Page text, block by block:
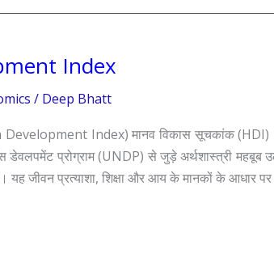
Index
/ Deep Bhatt
Development Index) मानव विकास सूचकांक
डेवलपमेंट प्रोग्राम (UNDP) से जुड़े अर्थशास्त्री महबूब
जीवन प्रत्याशा, शिक्षा और आय के मानकों के आधार पर